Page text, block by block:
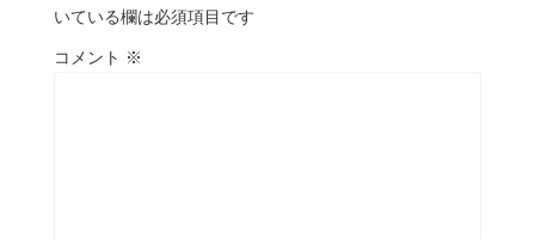
いている欄は必須項目です
コメント ※